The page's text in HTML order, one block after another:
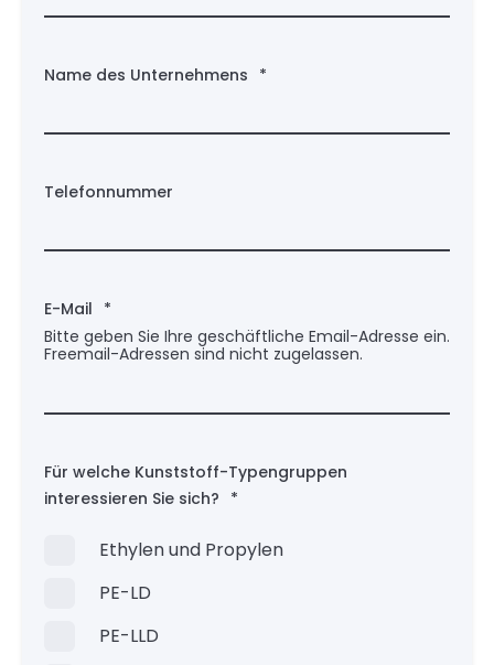
Name des Unternehmens *
Telefonnummer
E-Mail *
Bitte geben Sie Ihre geschäftliche Email-Adresse ein.
Freemail-Adressen sind nicht zugelassen.
Für welche Kunststoff-Typengruppen
interessieren Sie sich? *
Ethylen und Propylen
PE-LD
PE-LLD